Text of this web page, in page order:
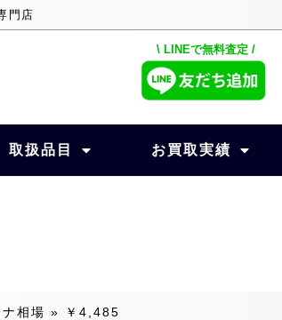
門店
\ LINEで無料査定 /
取扱品目 お買取実績
相場 » ￥4,485